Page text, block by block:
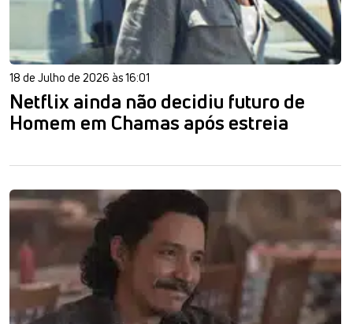
18 de Julho de 2026 às 16:01
Netflix ainda não decidiu futuro de
Homem em Chamas após estreia